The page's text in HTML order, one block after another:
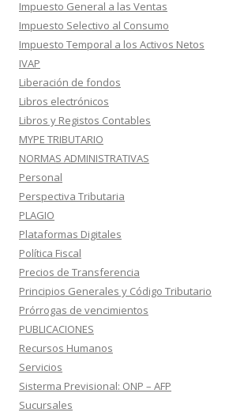
Impuesto General a las Ventas
Impuesto Selectivo al Consumo
Impuesto Temporal a los Activos Netos
IVAP
Liberación de fondos
Libros electrónicos
Libros y Registos Contables
MYPE TRIBUTARIO
NORMAS ADMINISTRATIVAS
Personal
Perspectiva Tributaria
PLAGIO
Plataformas Digitales
Política Fiscal
Precios de Transferencia
Principios Generales y Código Tributario
Prórrogas de vencimientos
PUBLICACIONES
Recursos Humanos
Servicios
Sisterma Previsional: ONP – AFP
Sucursales